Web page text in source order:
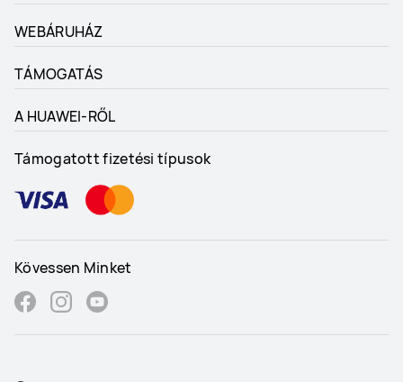
WEBÁRUHÁZ
TÁMOGATÁS
A HUAWEI-RŐL
Támogatott fizetési típusok
Kövessen Minket